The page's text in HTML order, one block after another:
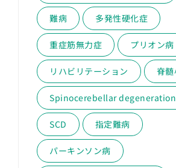
難病 多発性硬化症
重症筋無力症 プリオン病
リハビリテーション 脊
Spinocerebellar degeneration
SCD 指定難病
パーキンソン病